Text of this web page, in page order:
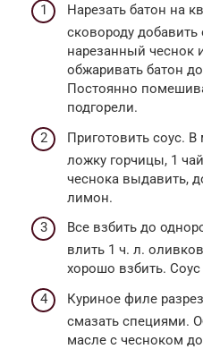
Нарезать батон на
сковороду
нарезанный чеснок
обжаривать батон
Постоянно
подгорели.
Приготовить соус.
ложку горчицы, 1
чеснока выдавить,
лимон.
Все взбить до
влить 1 ч. л.
хорошо взбить. Соус
Куриное филе
смазать специями.
масле с чесноком